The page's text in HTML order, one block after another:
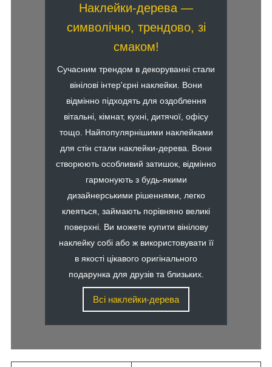
Наклейки-дерева —
символічно, трендово, зі
смаком!
Сучасним трендом в декоруванні стали
вінілові інтер'єрні наклейки. Вони
відмінно підходять для оздоблення
вітальні, кімнат, кухні, дитячої, офісу
тощо. Найпопулярнішими наклейками
для стін стали наклейки-дерева. Вони
створюють особливий затишок, відмінно
гармонують з будь-якими
дизайнерськими рішеннями, легко
клеяться, займають порівняно великі
поверхні. Ви можете купити вінілову
наклейку собі або ж використовувати її
в якості цікавого оригінального
подарунка для друзів та близьких.
Всі наклейки-дерева